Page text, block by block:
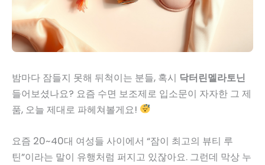
밤마다 잠들지 못해 뒤척이는 분들, 혹시 닥터린멜라토닌
들어보셨나요? 요즘 수면 보조제로 입소문이 자자한 그 제
품, 오늘 제대로 파헤쳐볼게요!
요즘 20~40대 여성들 사이에서 “잠이 최고의 뷰티 루
틴”이라는 말이 유행처럼 퍼지고 있잖아요. 그런데 막상 누